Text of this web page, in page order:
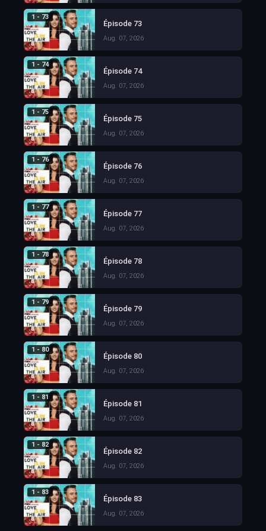
1 - 73
Épisode 73
Aug. 07, 2026
1 - 74
Épisode 74
Aug. 07, 2026
1 - 75
Épisode 75
Aug. 07, 2026
1 - 76
Épisode 76
Aug. 07, 2026
1 - 77
Épisode 77
Aug. 07, 2026
1 - 78
Épisode 78
Aug. 07, 2026
1 - 79
Épisode 79
Aug. 07, 2026
1 - 80
Épisode 80
Aug. 07, 2026
1 - 81
Épisode 81
Aug. 07, 2026
1 - 82
Épisode 82
Aug. 07, 2026
1 - 83
Épisode 83
Aug. 07, 2026